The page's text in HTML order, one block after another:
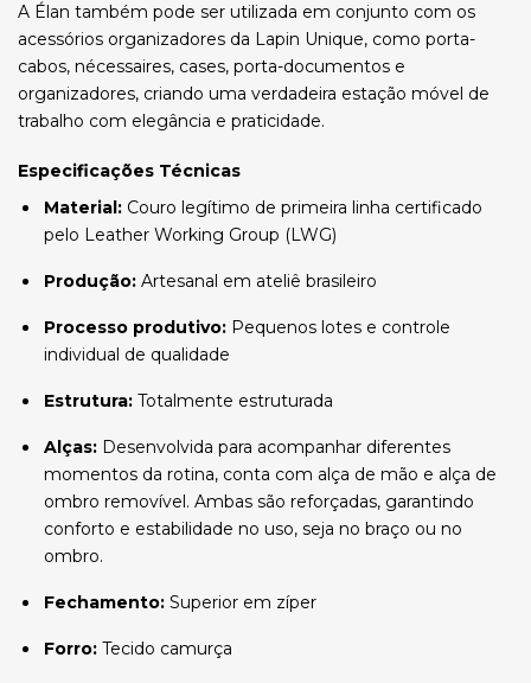
A Élan também pode ser utilizada em conjunto com os
acessórios organizadores da Lapin Unique, como porta-
cabos, nécessaires, cases, porta-documentos e
organizadores, criando uma verdadeira estação móvel de
trabalho com elegância e praticidade.
Especificações Técnicas
Material: Couro legítimo de primeira linha certificado
pelo Leather Working Group (LWG)
Produção: Artesanal em ateliê brasileiro
Processo produtivo: Pequenos lotes e controle
individual de qualidade
Estrutura: Totalmente estruturada
Alças: Desenvolvida para acompanhar diferentes
momentos da rotina, conta com alça de mão e alça de
ombro removível. Ambas são reforçadas, garantindo
conforto e estabilidade no uso, seja no braço ou no
ombro.
Fechamento: Superior em zíper
Forro: Tecido camurça